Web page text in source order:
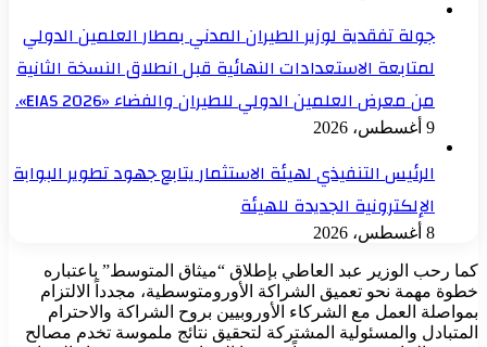
جولة تفقدية لوزير الطيران المدني بمطار العلمين الدولي
لمتابعة الاستعدادات النهائية قبل انطلاق النسخة الثانية
من معرض العلمين الدولي للطيران والفضاء «EIAS 2026».
9 أغسطس، 2026
الرئيس التنفيذي لهيئة الاستثمار يتابع جهود تطوير البوابة
الإلكترونية الجديدة للهيئة
8 أغسطس، 2026
كما رحب الوزير عبد العاطي بإطلاق “ميثاق المتوسط” باعتباره
خطوة مهمة نحو تعميق الشراكة الأورومتوسطية، مجدداً الالتزام
بمواصلة العمل مع الشركاء الأوروبيين بروح الشراكة والاحترام
المتبادل والمسئولية المشتركة لتحقيق نتائج ملموسة تخدم مصالح